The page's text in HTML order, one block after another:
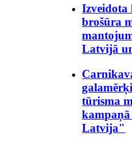
Izveidota
brošūra
Latvijā
tūrisma
Latvija"